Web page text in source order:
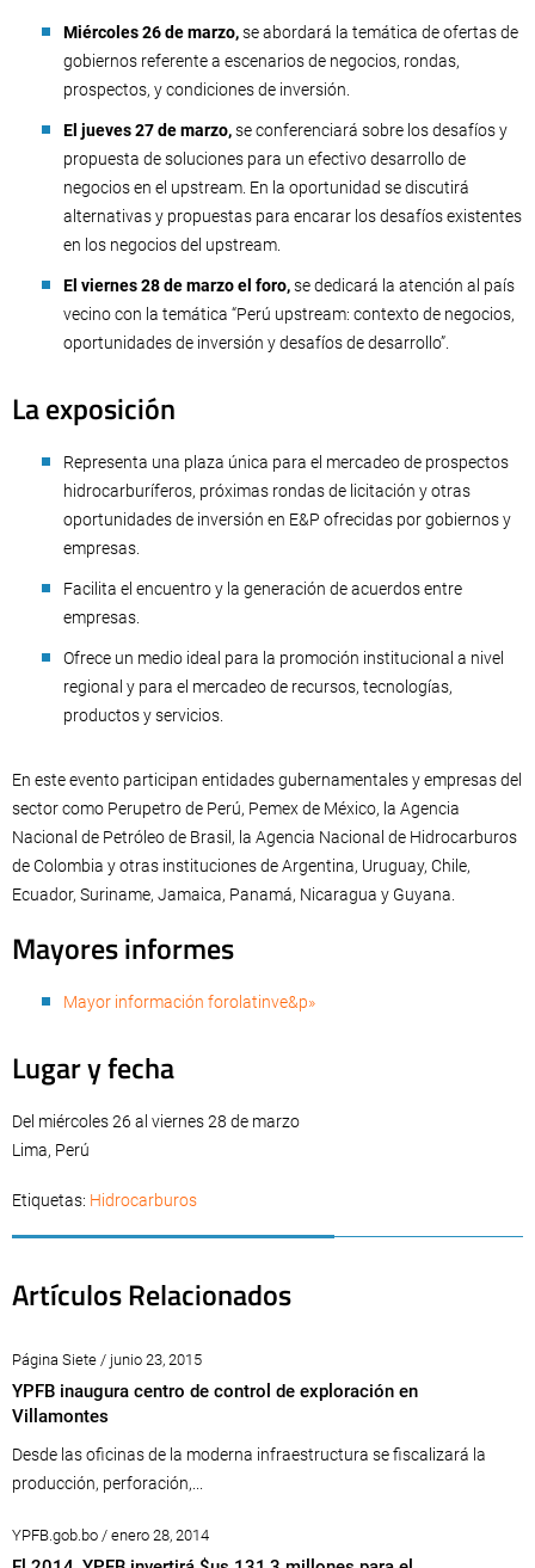
Miércoles 26 de marzo,se abordará la temática de ofertas de
gobiernos referente a escenarios de negocios, rondas,
prospectos, y condiciones de inversión.
El jueves 27 de marzo,se conferenciará sobre los desafíos y
propuesta de soluciones para un efectivo desarrollo de
negocios en el upstream. En la oportunidad se discutirá
alternativas y propuestas para encarar los desafíos existentes
en los negocios del upstream.
El viernes 28 de marzo el foro,se dedicará la atención al país
vecino con la temática “Perú upstream: contexto de negocios,
oportunidades de inversión y desafíos de desarrollo”.
La exposición
Representa una plaza única para el mercadeo de prospectos
hidrocarburíferos, próximas rondas de licitación y otras
oportunidades de inversión en E&P ofrecidas por gobiernos y
empresas.
Facilita el encuentro y la generación de acuerdos entre
empresas.
Ofrece un medio ideal para la promoción institucional a nivel
regional y para el mercadeo de recursos, tecnologías,
productos y servicios.
En este evento participan entidades gubernamentales y empresas del
sector como Perupetro de Perú, Pemex de México, la Agencia
Nacional de Petróleo de Brasil, la Agencia Nacional de Hidrocarburos
de Colombia y otras instituciones de Argentina, Uruguay, Chile,
Ecuador, Suriname, Jamaica, Panamá, Nicaragua y Guyana.
Mayores informes
Mayor información forolatinve&p»
Lugar y fecha
Del miércoles 26 al viernes 28 de marzo
Lima, Perú
Etiquetas: Hidrocarburos
Artículos Relacionados
Página Siete / junio 23, 2015
YPFB inaugura centro de control de exploración en
Villamontes
Desde las oficinas de la moderna infraestructura se fiscalizará la
producción, perforación,...
YPFB.gob.bo / enero 28, 2014